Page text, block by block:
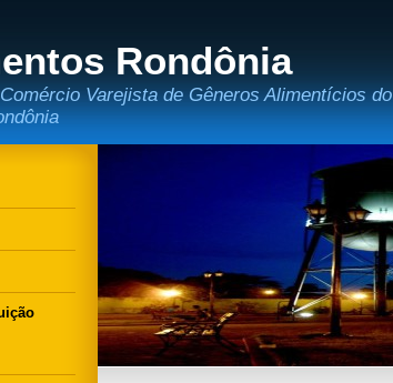
Rondônia
Varejista de Gêneros Alimentícios do